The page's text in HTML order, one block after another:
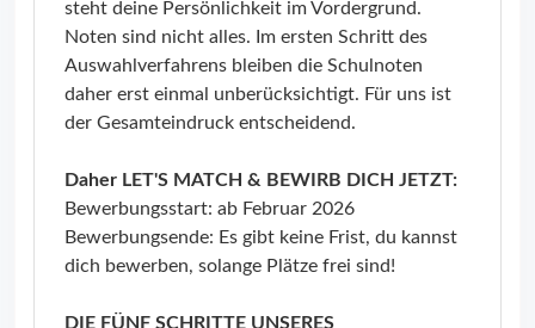
steht deine Persönlichkeit im Vordergrund.
Noten sind nicht alles. Im ersten Schritt des
Auswahlverfahrens bleiben die Schulnoten
daher erst einmal unberücksichtigt. Für uns ist
der Gesamteindruck entscheidend.
Daher LET'S MATCH & BEWIRB DICH JETZT:
Bewerbungsstart: ab Februar 2026
Bewerbungsende: Es gibt keine Frist, du kannst
dich bewerben, solange Plätze frei sind!
DIE FÜNF SCHRITTE UNSERES